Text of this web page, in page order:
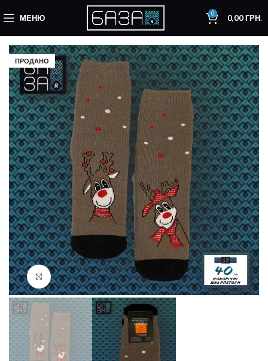
МЕНЮ 0 0,00ГРН.
ПРОДАНО
Натисніть, щоб збільшити